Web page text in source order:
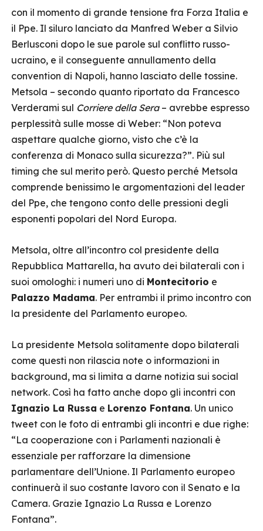
con il momento di grande tensione fra Forza Italia e
il Ppe. Il siluro lanciato da Manfred Weber a Silvio
Berlusconi dopo le sue parole sul conflitto russo-
ucraino, e il conseguente annullamento della
convention di Napoli, hanno lasciato delle tossine.
Metsola – secondo quanto riportato da Francesco
Verderami sul Corriere della Sera– avrebbe espresso
perplessità sulle mosse di Weber: “Non poteva
aspettare qualche giorno, visto che c’è la
conferenza di Monaco sulla sicurezza?”. Più sul
timing che sul merito però. Questo perché Metsola
comprende benissimo le argomentazioni del leader
del Ppe, che tengono conto delle pressioni degli
esponenti popolari del Nord Europa.
Metsola, oltre all’incontro col presidente della
Repubblica Mattarella, ha avuto dei bilaterali con i
suoi omologhi: i numeri uno di Montecitorio e
Palazzo Madama. Per entrambi il primo incontro con
la presidente del Parlamento europeo.
La presidente Metsola solitamente dopo bilaterali
come questi non rilascia note o informazioni in
background, ma si limita a darne notizia sui social
network. Così ha fatto anche dopo gli incontri con
Ignazio La Russa e Lorenzo Fontana. Un unico
tweet con le foto di entrambi gli incontri e due righe:
“La cooperazione con i Parlamenti nazionali è
essenziale per rafforzare la dimensione
parlamentare dell’Unione. Il Parlamento europeo
continuerà il suo costante lavoro con il Senato e la
Camera. Grazie Ignazio La Russa e Lorenzo
Fontana”.